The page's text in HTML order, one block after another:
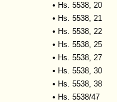
• Hs. 5538, 20
• Hs. 5538, 21
• Hs. 5538, 22
• Hs. 5538, 25
• Hs. 5538, 27
• Hs. 5538, 30
• Hs. 5538, 38
• Hs. 5538/47